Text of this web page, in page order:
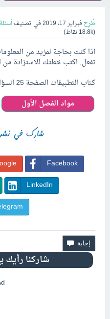
طُرِحفبراير 17، 2019 في تصنيف
(
18.8kنقاط)
اذا كنت بحاجة لمزيد من
تفعل, اكتب خطتك للاستزادة من
كتاب التطبيقات الصفحة 25 السؤال 5
مواد الفصل الأول
Facebook
LinkedIn